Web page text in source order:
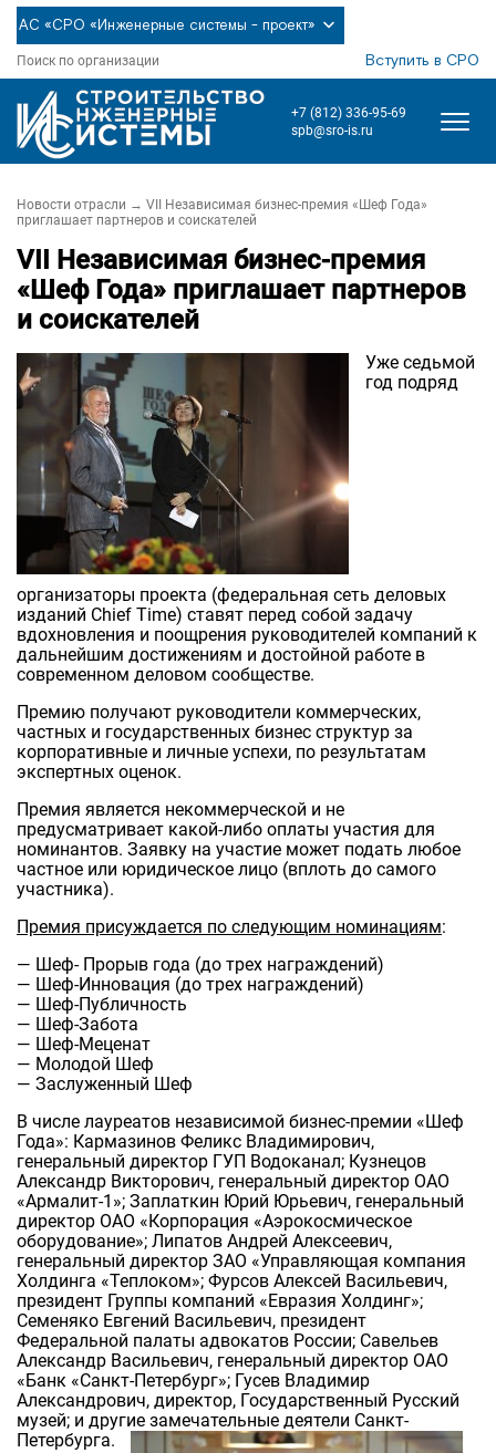
АС «СРО «Инженерные системы - проект»
Поиск по организации Вступить в СРО
+7 (812) 336-95-69
spb@sro-is.ru
Новости отрасли → VII Независимая бизнес-премия «Шеф Года»
приглашает партнеров и соискателей
VII Независимая бизнес-премия
«Шеф Года» приглашает партнеров
и соискателей
Уже седьмой
год подряд
организаторы проекта (федеральная сеть деловых
изданий Chief Time) ставят перед собой задачу
вдохновления и поощрения руководителей компаний к
дальнейшим достижениям и достойной работе в
современном деловом сообществе.
Премию получают руководители коммерческих,
частных и государственных бизнес структур за
корпоративные и личные успехи, по результатам
экспертных оценок.
Премия является некоммерческой и не
предусматривает какой-либо оплаты участия для
номинантов. Заявку на участие может подать любое
частное или юридическое лицо (вплоть до самого
участника).
Премия присуждается по следующим номинациям:
— Шеф- Прорыв года (до трех награждений)
— Шеф-Инновация (до трех награждений)
— Шеф-Публичность
— Шеф-Забота
— Шеф-Меценат
— Молодой Шеф
— Заслуженный Шеф
В числе лауреатов независимой бизнес-премии «Шеф
Года»: Кармазинов Феликс Владимирович,
генеральный директор ГУП Водоканал; Кузнецов
Александр Викторович, генеральный директор ОАО
«Армалит-1»; Заплаткин Юрий Юрьевич, генеральный
директор ОАО «Корпорация «Аэрокосмическое
оборудование»; Липатов Андрей Алексеевич,
генеральный директор ЗАО «Управляющая компания
Холдинга «Теплоком»; Фурсов Алексей Васильевич,
президент Группы компаний «Евразия Холдинг»;
Семеняко Евгений Васильевич, президент
Федеральной палаты адвокатов России; Савельев
Александр Васильевич, генеральный директор ОАО
«Банк «Санкт-Петербург»; Гусев Владимир
Александрович, директор, Государственный Русский
музей; и другие замечательные деятели Санкт-
Петербурга.